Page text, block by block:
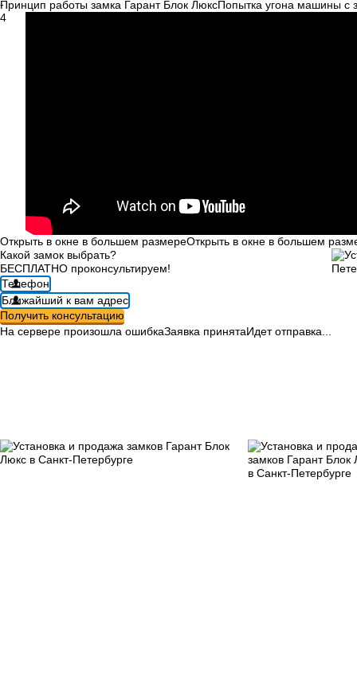
-
4
Принцип работы замка Гарант Блок ЛюксПопытка угона машины с
Открыть в окне в большем размереОткрыть в окне в большем
Какой замок выбрать?
БЕСПЛАТНО проконсультируем!
Телефон
Ближайший к вам адрес
Получить консультацию
На сервере произошла ошибкаЗаявка принятаИдет отправка...